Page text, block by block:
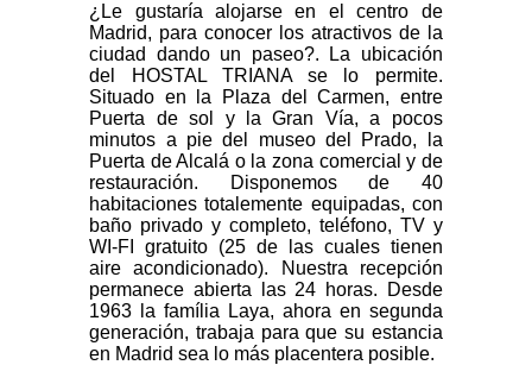
¿Le gustaría alojarse en el centro de
Madrid, para conocer los atractivos de la
ciudad dando un paseo?. La ubicación
del HOSTAL TRIANA se lo permite.
Situado en la Plaza del Carmen, entre
Puerta de sol y la Gran Vía, a pocos
minutos a pie del museo del Prado, la
Puerta de Alcalá o la zona comercial y de
restauración. Disponemos de 40
habitaciones totalemente equipadas, con
baño privado y completo, teléfono, TV y
WI-FI gratuito (25 de las cuales tienen
aire acondicionado). Nuestra recepción
permanece abierta las 24 horas. Desde
1963 la família Laya, ahora en segunda
generación, trabaja para que su estancia
en Madrid sea lo más placentera posible.